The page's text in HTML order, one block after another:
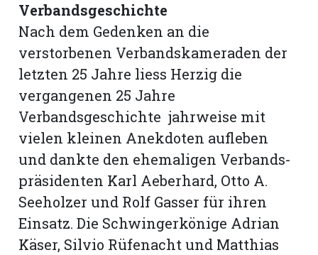
Verbandsgeschichte
Nach dem Gedenken an die
verstorbenen Verbandskameraden der
letzten 25 Jahre liess Herzig die
vergangenen 25 Jahre
Verbandsgeschichte jahrweise mit
vielen kleinen Anekdoten aufleben
und dankte den ehemaligen Verbands­
präsidenten Karl Aeberhard, Otto A.
Seeholzer und Rolf Gasser für ihren
Einsatz. Die Schwingerkönige Adrian
Käser, Silvio Rüfenacht und Matthias